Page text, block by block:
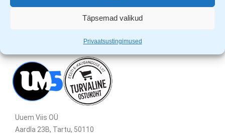
Täpsemad valikud
Privaatsustingimused
Uuem Viis OÜ
Aardla 23B, Tartu, 50110